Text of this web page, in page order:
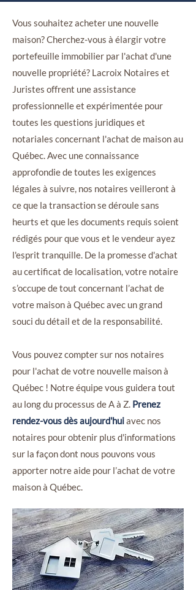
Vous souhaitez acheter une nouvelle
maison? Cherchez-vous à élargir votre
portefeuille immobilier par l'achat d'une
nouvelle propriété? Lacroix Notaires et
Juristes offrent une assistance
professionnelle et expérimentée pour
toutes les questions juridiques et
notariales concernant l'achat de maison au
Québec. Avec une connaissance
approfondie de toutes les exigences
légales à suivre, nos notaires veilleront à
ce que la transaction se déroule sans
heurts et que les documents requis soient
rédigés pour que vous et le vendeur ayez
l'esprit tranquille. De la promesse d'achat
au certificat de localisation, votre notaire
s’occupe de tout concernant l’achat de
votre maison à Québec avec un grand
souci du détail et de la responsabilité.
Vous pouvez compter sur nos notaires
pour l'achat de votre nouvelle maison à
Québec ! Notre équipe vous guidera tout
au long du processus de A à Z. Prenez
rendez-vous dès aujourd'huiavec nos
notaires pour obtenir plus d'informations
sur la façon dont nous pouvons vous
apporter notre aide pour l’achat de votre
maison à Québec.